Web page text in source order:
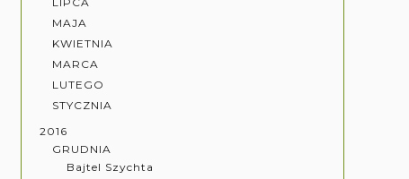
MAJA
KWIETNIA
MARCA
LUTEGO
STYCZNIA
2016
GRUDNIA
Bajtel Szychta